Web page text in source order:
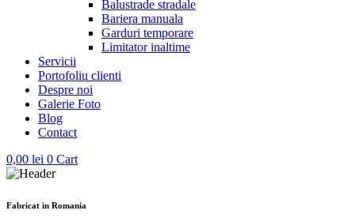
Balustrade stradale
Bariera manuala
Garduri temporare
Limitator inaltime
Servicii
Portofoliu clienti
Despre noi
Galerie Foto
Blog
Contact
0,00 lei 0 Cart
Fabricat in Romania